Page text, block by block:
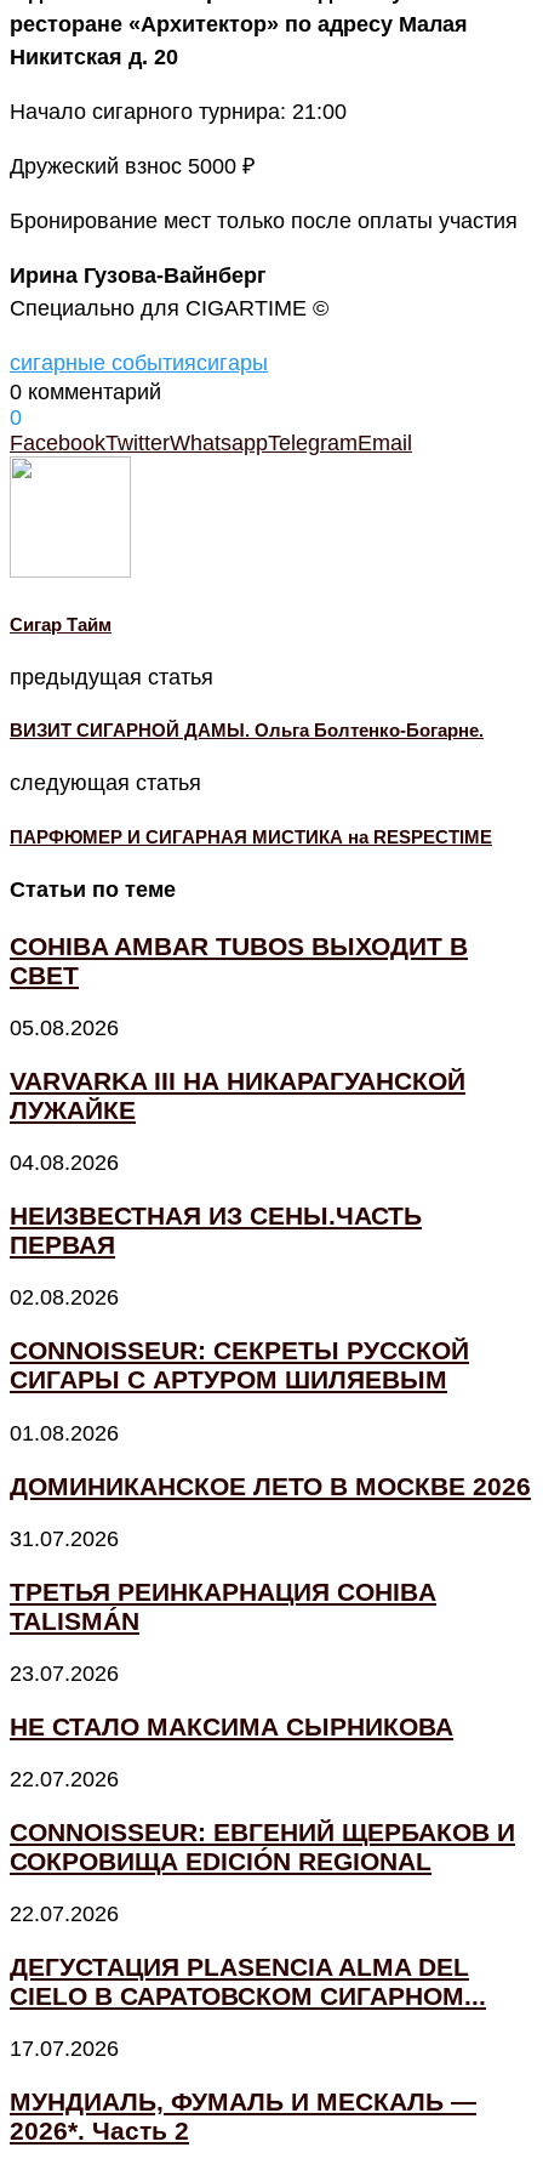
ресторане «Архитектор» по адресу Малая
Никитская д. 20
Начало сигарного турнира: 21:00
Дружеский взнос 5000 ₽
Бронирование мест только после оплаты участия
Ирина Гузова-Вайнберг
Специально для CIGARTIME ©
сигарные событиясигары
0 комментарий
0
FacebookTwitterWhatsappTelegramEmail
Cигар Тайм
предыдущая статья
ВИЗИТ СИГАРНОЙ ДАМЫ. Ольга Болтенко-Богарне.
следующая статья
ПАРФЮМЕР И СИГАРНАЯ МИСТИКА на RESPECTIME
Статьи по теме
COHIBA AMBAR TUBOS ВЫХОДИТ В
СВЕТ
05.08.2026
VARVARKA III НА НИКАРАГУАНСКОЙ
ЛУЖАЙКЕ
04.08.2026
НЕИЗВЕСТНАЯ ИЗ СЕНЫ.ЧАСТЬ
ПЕРВАЯ
02.08.2026
CONNOISSEUR: СЕКРЕТЫ РУССКОЙ
СИГАРЫ С АРТУРОМ ШИЛЯЕВЫМ
01.08.2026
ДОМИНИКАНСКОЕ ЛЕТО В МОСКВЕ 2026
31.07.2026
ТРЕТЬЯ РЕИНКАРНАЦИЯ COHIBA
TALISMÁN
23.07.2026
НЕ СТАЛО МАКСИМА СЫРНИКОВА
22.07.2026
CONNOISSEUR: ЕВГЕНИЙ ЩЕРБАКОВ И
СОКРОВИЩА EDICIÓN REGIONAL
22.07.2026
ДЕГУСТАЦИЯ PLASENCIA ALMA DEL
CIELO В САРАТОВСКОМ СИГАРНОМ...
17.07.2026
МУНДИАЛЬ, ФУМАЛЬ И МЕСКАЛЬ —
2026*. Часть 2